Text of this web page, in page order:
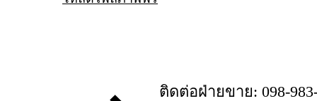
ติดต่อฝ่ายขาย: 098-